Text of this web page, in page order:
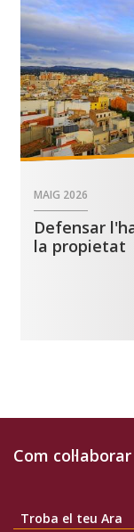
MAIG 2026
Defensar
la propietat
Com
Troba el teu Ara